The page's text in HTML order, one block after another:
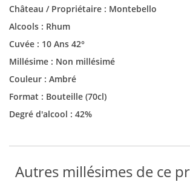
Château / Propriétaire : Montebello
Alcools : Rhum
Cuvée : 10 Ans 42°
Millésime : Non millésimé
Couleur : Ambré
Format : Bouteille (70cl)
Degré d'alcool : 42%
Autres millésimes de ce